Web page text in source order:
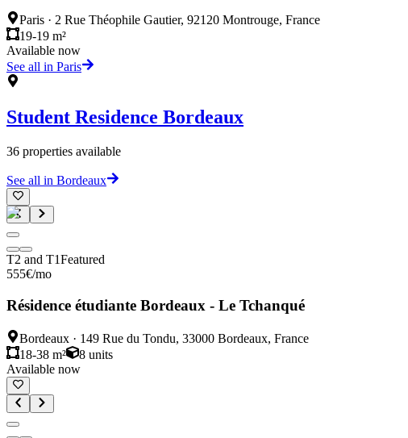
Paris · 2 Rue Théophile Gautier, 92120 Montrouge, France
19-19 m²
Available now
See all in Paris
Student Residence Bordeaux
36 properties available
See all in Bordeaux
T2 and T1Featured
555€/mo
Résidence étudiante Bordeaux - Le Tchanqué
Bordeaux · 149 Rue du Tondu, 33000 Bordeaux, France
18-38 m²
8 units
Available now